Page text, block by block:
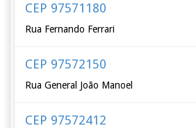
CEP 97571180
Rua Fernando Ferrari
CEP 97572150
Rua General João Manoel
CEP 97572412